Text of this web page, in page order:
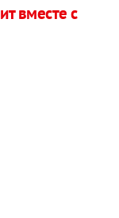
вместе с